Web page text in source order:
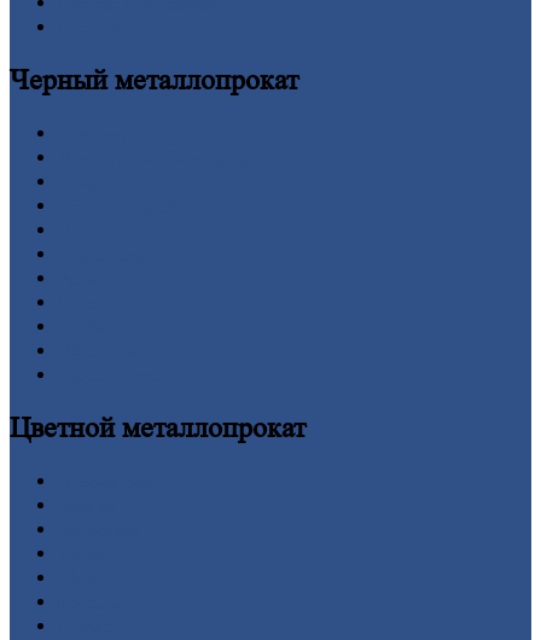
Черныйметаллопрокат
Цветнойметаллопрокат